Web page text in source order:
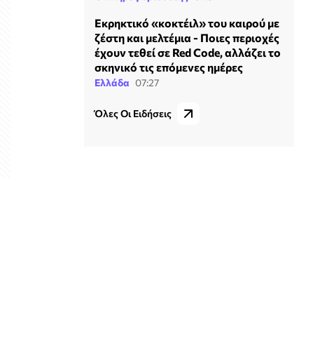
Εκρηκτικό «κοκτέιλ» του καιρού με
ζέστη και μελτέμια - Ποιες περιοχές
έχουν τεθεί σε Red Code, αλλάζει το
σκηνικό τις επόμενες ημέρες
Ελλάδα 07:27
Όλες Οι Ειδήσεις